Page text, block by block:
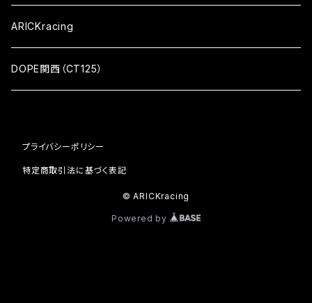
ARICKracing
DOPE関西（CT125）
プライバシーポリシー
特定商取引法に基づく表記
© ARICKracing
Powered by